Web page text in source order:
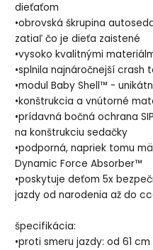
dieťaťom
•obrovská škrupina
zatiaľ čo je dieťa zaistené
•vysoko kvalitnými
•splnila najnáročnejší crash
•modul Baby Shell™ -
•konštrukcia a vnútorné
•prídavná bočná ochrana
na konštrukciu sedačky
•podporná, napriek tomu
Dynamic Force Absorber™
•poskytuje deťom 5x
jazdy od narodenia až do
špecifikácia:
•proti smeru jazdy: od 61 cm